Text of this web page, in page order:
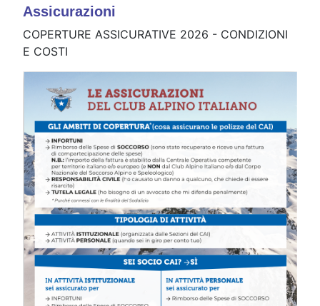
Assicurazioni
COPERTURE ASSICURATIVE 2026 - CONDIZIONI
E COSTI